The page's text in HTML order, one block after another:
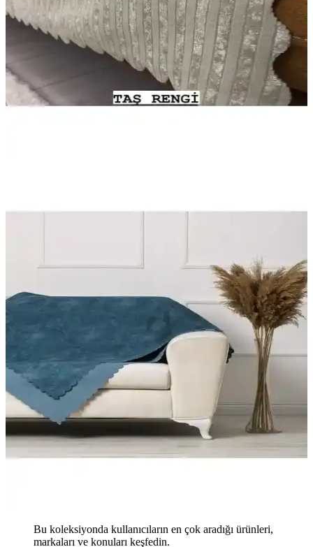
Bu koleksiyonda kullanıcıların en çok aradığı ürünleri,
markaları ve konuları keşfedin.